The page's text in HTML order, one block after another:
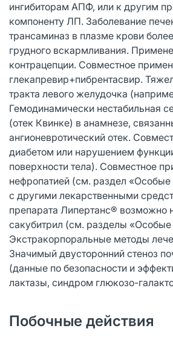
ингибиторам АПФ, или к другим
компоненту ЛП. Заболевание
трансаминаз в плазме крови
грудного вскармливания.
контрацепции. Совместное
глекапревир+пибрентасвир.
тракта левого желудочка
Гемодинамически нестабильная
(отек Квинке) в анамнезе,
ангионевротический отек.
диабетом или нарушением
поверхности тела). Совместное
нефропатией (см. раздел
с другими лекарственными
препарата Липертанс® возможно
сакубитрил (см. разделы
Экстракорпоральные методы
Значимый двусторонний стеноз
(данные по безопасности и
лактазы, синдром глюкозо-
Побочные действия